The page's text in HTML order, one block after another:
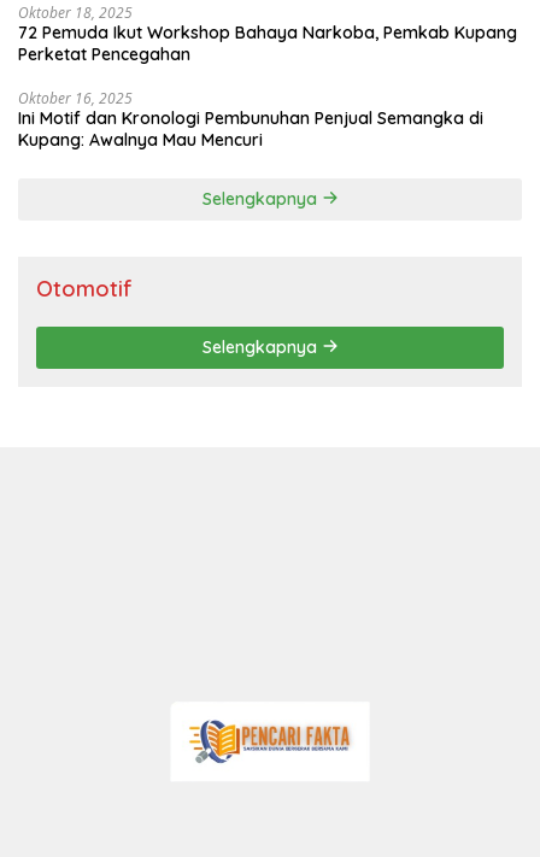
Oktober 18, 2025
72 Pemuda Ikut Workshop Bahaya Narkoba, Pemkab Kupang
Perketat Pencegahan
Oktober 16, 2025
Ini Motif dan Kronologi Pembunuhan Penjual Semangka di
Kupang: Awalnya Mau Mencuri
Selengkapnya
Otomotif
Selengkapnya